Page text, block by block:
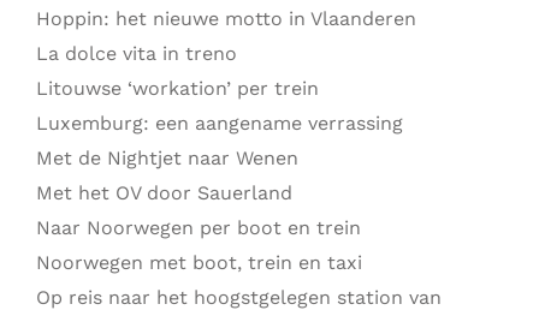
Hoppin: het nieuwe motto in Vlaanderen
La dolce vita in treno
Litouwse ‘workation’ per trein
Luxemburg: een aangename verrassing
Met de Nightjet naar Wenen
Met het OV door Sauerland
Naar Noorwegen per boot en trein
Noorwegen met boot, trein en taxi
Op reis naar het hoogstgelegen station van